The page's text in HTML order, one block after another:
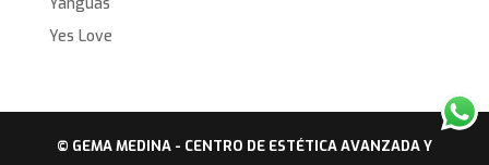
Yes Love
© GEMA MEDINA - CENTRO DE ESTÉTICA AVANZADA Y